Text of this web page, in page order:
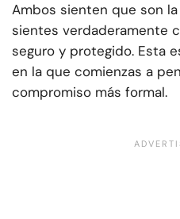
Ambos sienten que son
sientes verdaderamente
seguro y protegido. Esta
en la que comienzas a
compromiso más formal.